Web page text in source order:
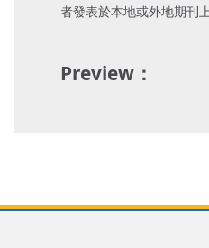
者發表於本地或外地期刊
Preview：